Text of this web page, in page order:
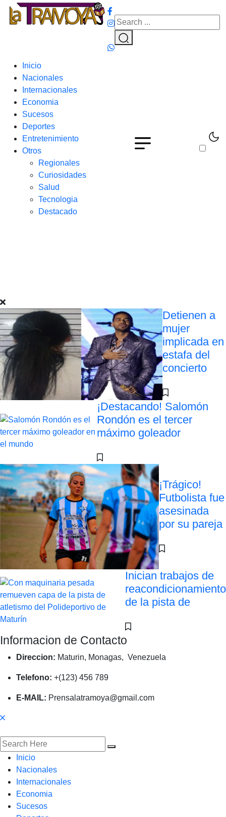
Inicio
Nacionales
Internacionales
Economia
Sucesos
Deportes
Entretenimiento
Otros
Regionales
Curiosidades
Salud
Tecnologia
Destacado
Detienen a
mujer
implicada en
estafa del
concierto
¡Destacando! Salomón
Rondón es el tercer
máximo goleador
¡Trágico!
Futbolista fue
asesinada
por su pareja
Inician trabajos de
reacondicionamiento
de la pista de
Informacion de Contacto
Direccion: Maturin, Monagas, Venezuela
Telefono: +(123) 456 789
E-MAIL: Prensalatramoya@gmail.com
Inicio
Nacionales
Internacionales
Economia
Sucesos